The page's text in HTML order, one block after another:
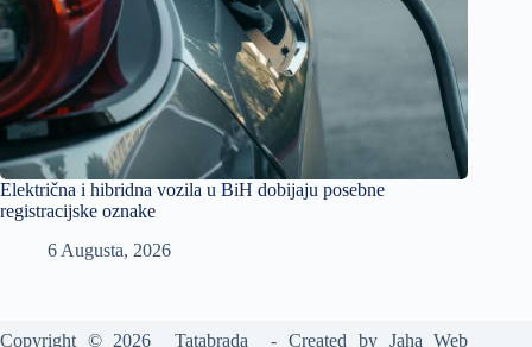
Električna i hibridna vozila u BiH dobijaju posebne
registracijske oznake
6 Augusta, 2026
Copyright © 2026 Tatabrada - Created by Jaha Web